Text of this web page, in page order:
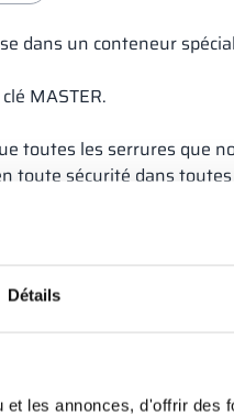
Détails
les annonces, d'offrir des
dans un conteneur
MASTER.
toutes les serrures que
toute sécurité dans
moment, en passant
la porte à grands
ALSANIT, ce qui
plus de 200 casiers,
pour les projets de plus